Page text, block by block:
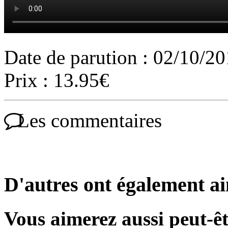
Date de parution : 02/10/
Prix : 13.95€
Les commentaires
D'autres ont également
Vous aimerez aussi peut-